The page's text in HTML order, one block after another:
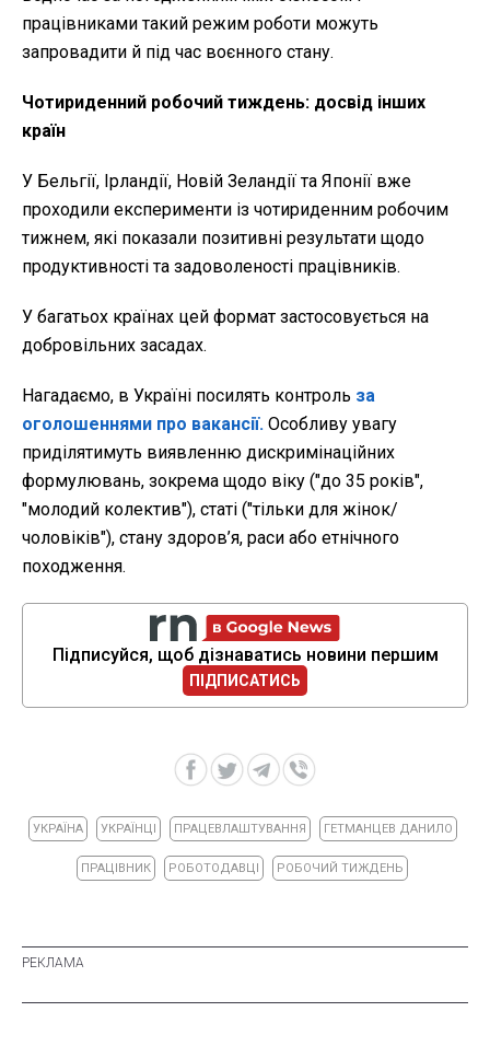
працівниками такий режим роботи можуть
запровадити й під час воєнного стану.
Чотириденний робочий тиждень: досвід інших
країн
У Бельгії, Ірландії, Новій Зеландії та Японії вже
проходили експерименти із чотириденним робочим
тижнем, які показали позитивні результати щодо
продуктивності та задоволеності працівників.
У багатьох країнах цей формат застосовується на
добровільних засадах.
Нагадаємо, в Україні посилять контроль за
оголошеннями про вакансії. Особливу увагу
приділятимуть виявленню дискримінаційних
формулювань, зокрема щодо віку ("до 35 років",
"молодий колектив"), статі ("тільки для жінок/
чоловіків"), стану здоров’я, раси або етнічного
походження.
Підписуйся, щоб дізнаватись новини першим
ПІДПИСАТИСЬ
УКРАЇНА УКРАЇНЦІ ПРАЦЕВЛАШТУВАННЯ ГЕТМАНЦЕВ ДАНИЛО
ПРАЦІВНИК РОБОТОДАВЦІ РОБОЧИЙ ТИЖДЕНЬ